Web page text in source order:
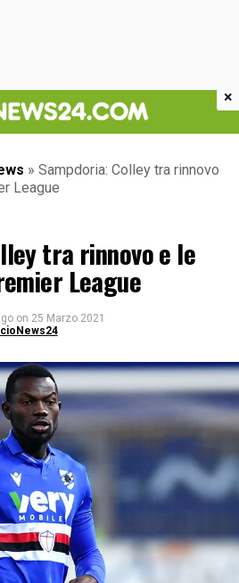
» Sampdoria: Colley tra rinnovo
League
tra rinnovo e le
League
on 25 Marzo 2021
×